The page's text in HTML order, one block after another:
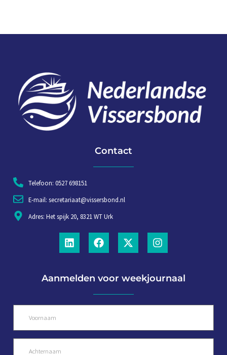
Contact
Telefoon: 0527 698151
E-mail: secretariaat@vissersbond.nl
Adres: Het spijk 20, 8321 WT Urk
Aanmelden voor weekjournaal